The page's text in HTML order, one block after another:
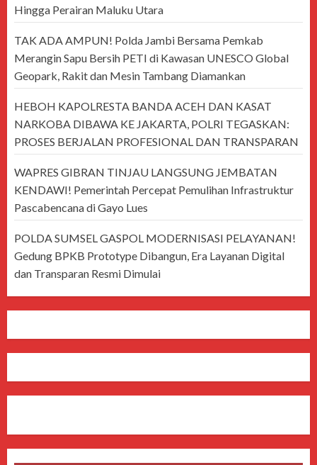
Hingga Perairan Maluku Utara
TAK ADA AMPUN! Polda Jambi Bersama Pemkab
Merangin Sapu Bersih PETI di Kawasan UNESCO Global
Geopark, Rakit dan Mesin Tambang Diamankan
HEBOH KAPOLRESTA BANDA ACEH DAN KASAT
NARKOBA DIBAWA KE JAKARTA, POLRI TEGASKAN:
PROSES BERJALAN PROFESIONAL DAN TRANSPARAN
WAPRES GIBRAN TINJAU LANGSUNG JEMBATAN
KENDAWI! Pemerintah Percepat Pemulihan Infrastruktur
Pascabencana di Gayo Lues
POLDA SUMSEL GASPOL MODERNISASI PELAYANAN!
Gedung BPKB Prototype Dibangun, Era Layanan Digital
dan Transparan Resmi Dimulai